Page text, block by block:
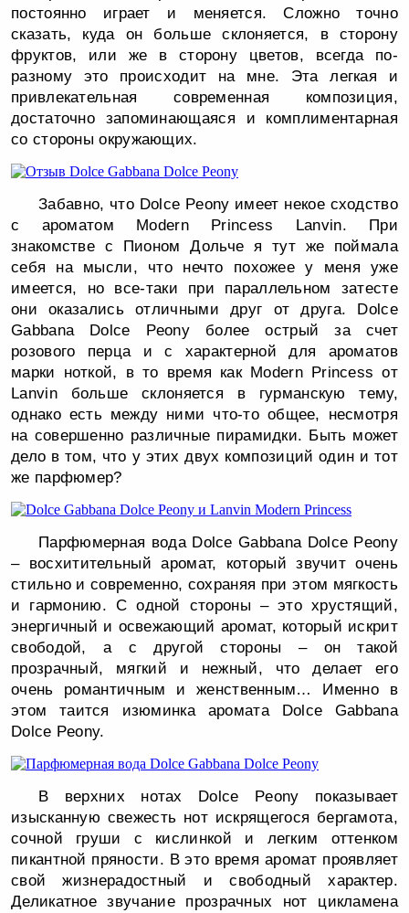
постоянно играет и меняется. Сложно точно
сказать, куда он больше склоняется, в сторону
фруктов, или же в сторону цветов, всегда по-
разному это происходит на мне. Эта легкая и
привлекательная современная композиция,
достаточно запоминающаяся и комплиментарная
со стороны окружающих.
Забавно, что Dolce Peony имеет некое сходство
с ароматом Modern Princess Lanvin. При
знакомстве с Пионом Дольче я тут же поймала
себя на мысли, что нечто похожее у меня уже
имеется, но все-таки при параллельном затесте
они оказались отличными друг от друга. Dolce
Gabbana Dolce Peony более острый за счет
розового перца и с характерной для ароматов
марки ноткой, в то время как Modern Princess от
Lanvin больше склоняется в гурманскую тему,
однако есть между ними что-то общее, несмотря
на совершенно различные пирамидки. Быть может
дело в том, что у этих двух композиций один и тот
же парфюмер?
Парфюмерная вода Dolce Gabbana Dolce Peony
– восхитительный аромат, который звучит очень
стильно и современно, сохраняя при этом мягкость
и гармонию. С одной стороны – это хрустящий,
энергичный и освежающий аромат, который искрит
свободой, а с другой стороны – он такой
прозрачный, мягкий и нежный, что делает его
очень романтичным и женственным… Именно в
этом таится изюминка аромата Dolce Gabbana
Dolce Peony.
В верхних нотах Dolce Peony показывает
изысканную свежесть нот искрящегося бергамота,
сочной груши с кислинкой и легким оттенком
пикантной пряности. В это время аромат проявляет
свой жизнерадостный и свободный характер.
Деликатное звучание прозрачных нот цикламена